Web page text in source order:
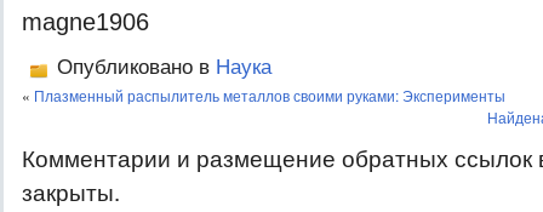
magne1906
Опубликовано в Наука
« Плазменный распылитель металлов своими руками: Эксперименты
Комментарии и размещение обратных ссылок
закрыты.